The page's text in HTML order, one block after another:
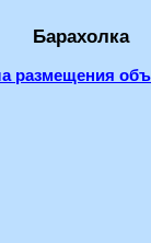
Барахолка
размещения